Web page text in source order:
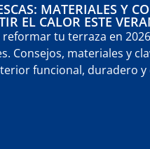
MATERIALES Y
EL CALOR ESTE
tu terraza en
Consejos, materiales y
funcional, duradero y